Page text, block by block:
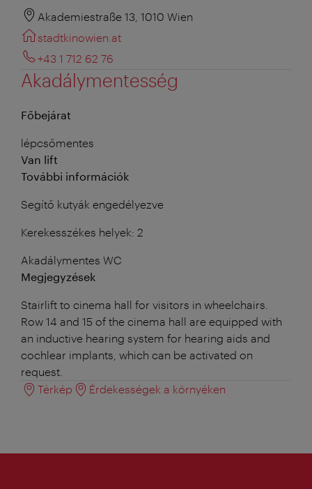
Akademiestraße 13, 1010 Wien
stadtkinowien.at
+43 1 712 62 76
Akadálymentesség
Főbejárat
lépcsőmentes
Van lift
További információk
Segítő kutyák engedélyezve
Kerekesszékes helyek: 2
Akadálymentes WC
Megjegyzések
Stairlift to cinema hall for visitors in wheelchairs.
Row 14 and 15 of the cinema hall are equipped with
an inductive hearing system for hearing aids and
cochlear implants, which can be activated on
request.
Térkép
Érdekességek a környéken